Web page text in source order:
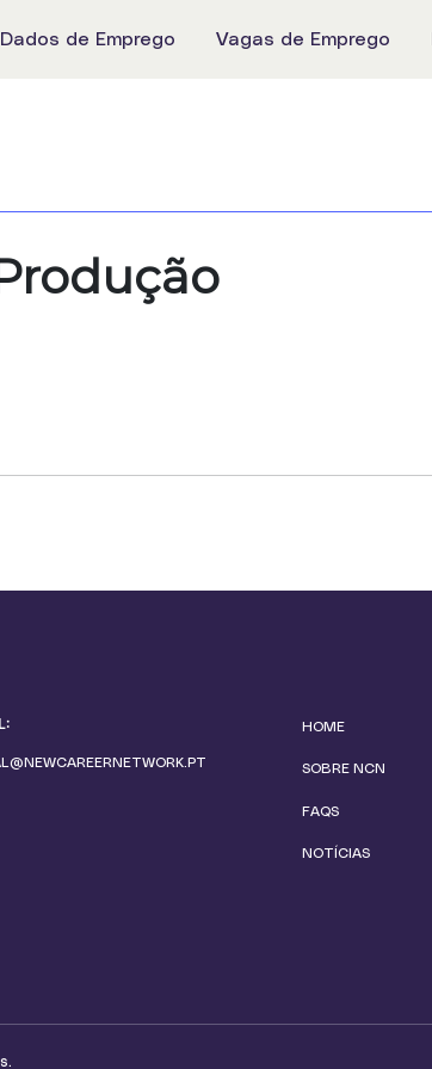
Dados de Emprego Vagas de Emprego
HOME
SOBRE NCN
FAQS
NOTÍCIAS